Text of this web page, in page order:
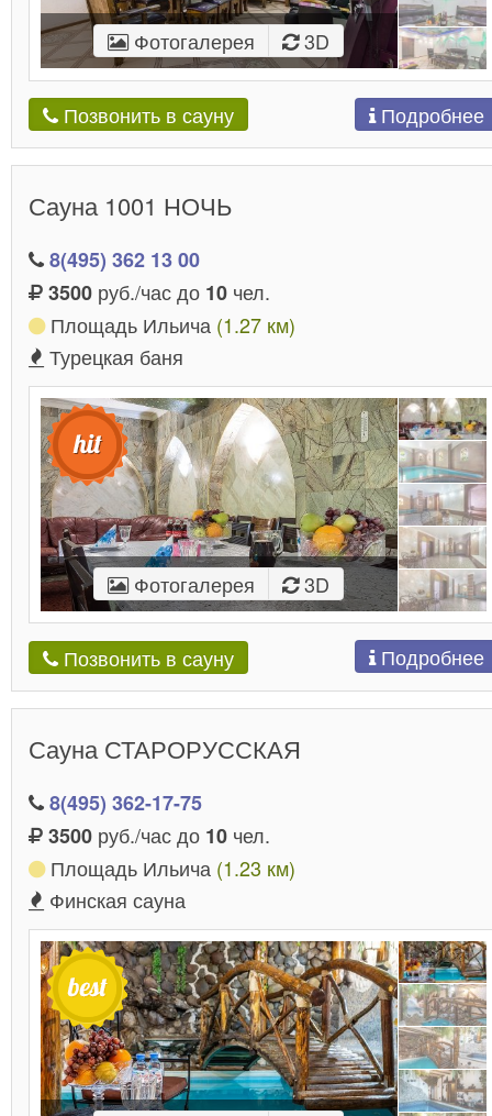
Фотогалерея 3D
Позвонить в сауну Подробнее
Сауна 1001 НОЧЬ
8(495) 362 13 00
3500 руб./час до 10 чел.
Площадь Ильича (1.27 км)
Турецкая баня
Фотогалерея 3D
Позвонить в сауну Подробнее
Сауна СТАРОРУССКАЯ
8(495) 362-17-75
3500 руб./час до 10 чел.
Площадь Ильича (1.23 км)
Финская сауна